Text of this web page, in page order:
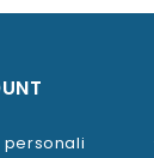
personali